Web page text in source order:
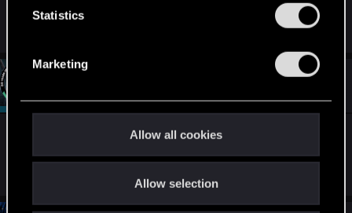
Statistics
Marketing
Allow all cookies
Allow selection
c
o
n
#4,131
To już drugi screen, który zalicza premierę w
wywiadzie.